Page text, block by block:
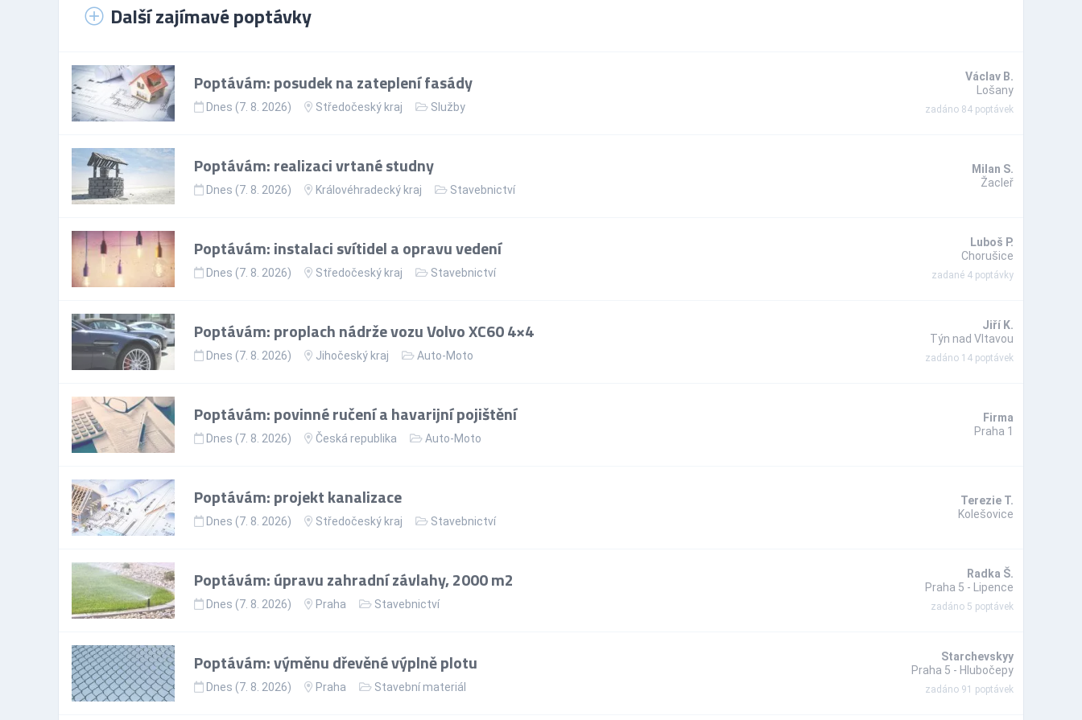
Další zajímavé poptávky
Poptávám: posudek na zateplení fasády
Dnes (7. 8. 2026) Středočeský kraj Služby
Václav B.
Lošany
zadáno 84 poptávek
Poptávám: realizaci vrtané studny
Dnes (7. 8. 2026) Královéhradecký kraj Stavebnictví
Milan S.
Žacleř
Poptávám: instalaci svítidel a opravu vedení
Dnes (7. 8. 2026) Středočeský kraj Stavebnictví
Luboš P.
Chorušice
zadané 4 poptávky
Poptávám: proplach nádrže vozu Volvo XC60 4×4
Dnes (7. 8. 2026) Jihočeský kraj Auto-Moto
Jiří K.
Týn nad Vltavou
zadáno 14 poptávek
Poptávám: povinné ručení a havarijní pojištění
Dnes (7. 8. 2026) Česká republika Auto-Moto
Firma
Praha 1
Poptávám: projekt kanalizace
Dnes (7. 8. 2026) Středočeský kraj Stavebnictví
Terezie T.
Kolešovice
Poptávám: úpravu zahradní závlahy, 2000 m2
Dnes (7. 8. 2026) Praha Stavebnictví
Radka Š.
Praha 5 - Lipence
zadáno 5 poptávek
Poptávám: výměnu dřevěné výplně plotu
Dnes (7. 8. 2026) Praha Stavební materiál
Starchevskyy
Praha 5 - Hlubočepy
zadáno 91 poptávek